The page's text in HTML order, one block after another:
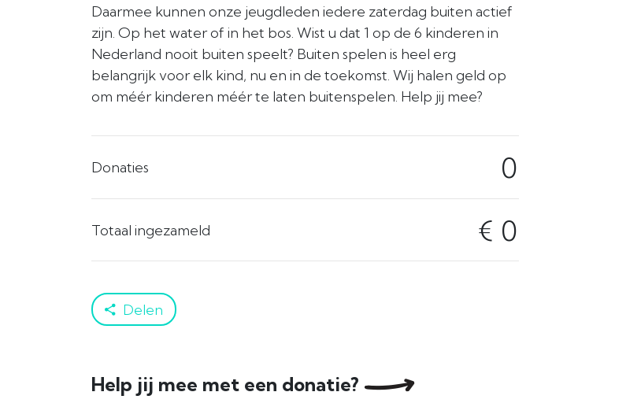
Daarmee kunnen onze jeugdleden iedere zaterdag buiten actief
zijn. Op het water of in het bos. Wist u dat 1 op de 6 kinderen in
Nederland nooit buiten speelt? Buiten spelen is heel erg
belangrijk voor elk kind, nu en in de toekomst. Wij halen geld op
om méér kinderen méér te laten buitenspelen. Help jij mee?
Donaties 0
Totaal ingezameld € 0
Delen
Help jij mee met een donatie?